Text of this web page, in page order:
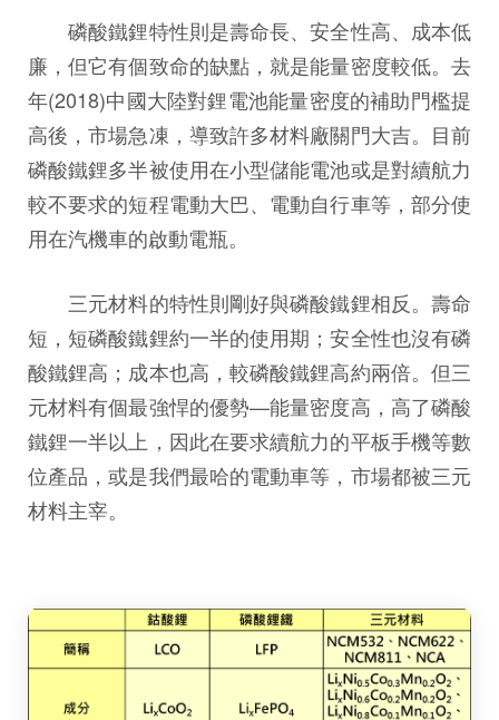
磷酸鐵鋰特性則是壽命長、安全性高、成本低
廉，但它有個致命的缺點，就是能量密度較低。去
年(2018)中國大陸對鋰電池能量密度的補助門檻提
高後，市場急凍，導致許多材料廠關門大吉。目前
磷酸鐵鋰多半被使用在小型儲能電池或是對續航力
較不要求的短程電動大巴、電動自行車等，部分使
用在汽機車的啟動電瓶。
三元材料的特性則剛好與磷酸鐵鋰相反。壽命
短，短磷酸鐵鋰約一半的使用期；安全性也沒有磷
酸鐵鋰高；成本也高，較磷酸鐵鋰高約兩倍。但三
元材料有個最強悍的優勢—能量密度高，高了磷酸
鐵鋰一半以上，因此在要求續航力的平板手機等數
位產品，或是我們最哈的電動車等，市場都被三元
材料主宰。